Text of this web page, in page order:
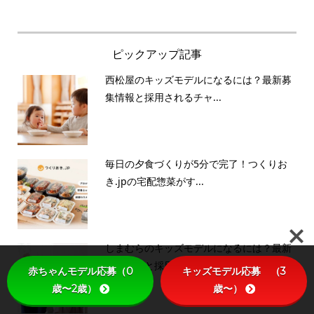
ピックアップ記事
西松屋のキッズモデルになるには？最新募
毎日の夕食づくりが5分で完了！つくりお
き.jpの宅配惣菜がす...
しまむらのキッズモデルになるには？最新
募集情報と採用されるチ...
赤ちゃんモデル応募（0
歳〜2歳）
キッズモデル応募 （3
歳〜）